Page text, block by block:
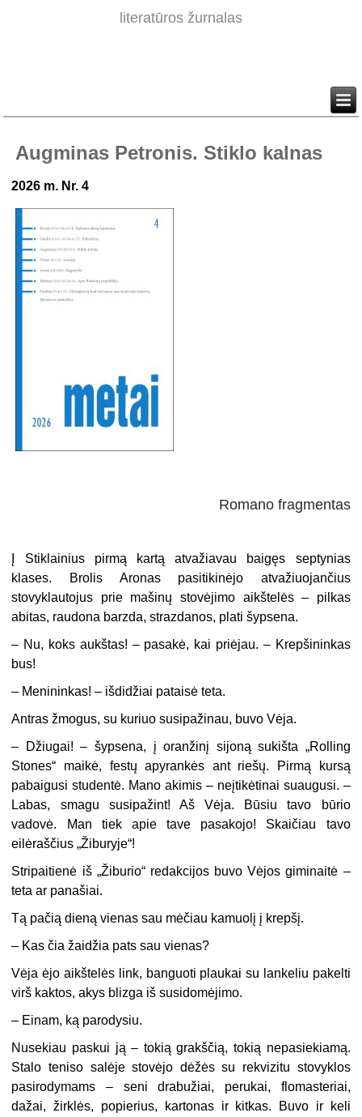
literatūros žurnalas
Augminas Petronis. Stiklo kalnas
2026 m. Nr. 4
Romano fragmentas
Į Stiklainius pirmą kartą atvažiavau baigęs septynias
klases. Brolis Aronas pasitikinėjo atvažiuojančius
stovyklautojus prie mašinų stovėjimo aikštelės – pilkas
abitas, raudona barzda, strazdanos, plati šypsena.
– Nu, koks aukštas! – pasakė, kai priėjau. – Krepšininkas
bus!
– Menininkas! – išdidžiai pataisė teta.
Antras žmogus, su kuriuo susipažinau, buvo Vėja.
– Džiugai! – šypsena, į oranžinį sijoną sukišta „Rolling
Stones“ maikė, festų apyrankės ant riešų. Pirmą kursą
pabaigusi studentė. Mano akimis – neįtikėtinai suaugusi. –
Labas, smagu susipažint! Aš Vėja. Būsiu tavo būrio
vadovė. Man tiek apie tave pasakojo! Skaičiau tavo
eilėraščius „Žiburyje“!
Stripaitienė iš „Žiburio“ redakcijos buvo Vėjos giminaitė –
teta ar panašiai.
Tą pačią dieną vienas sau mėčiau kamuolį į krepšį.
– Kas čia žaidžia pats sau vienas?
Vėja ėjo aikštelės link, banguoti plaukai su lankeliu pakelti
virš kaktos, akys blizga iš susidomėjimo.
– Einam, ką parodysiu.
Nusekiau paskui ją – tokią grakščią, tokią nepasiekiamą.
Stalo teniso salėje stovėjo dėžės su rekvizitu stovyklos
pasirodymams – seni drabužiai, perukai, flomasteriai,
dažai, žirklės, popierius, kartonas ir kitkas. Buvo ir keli